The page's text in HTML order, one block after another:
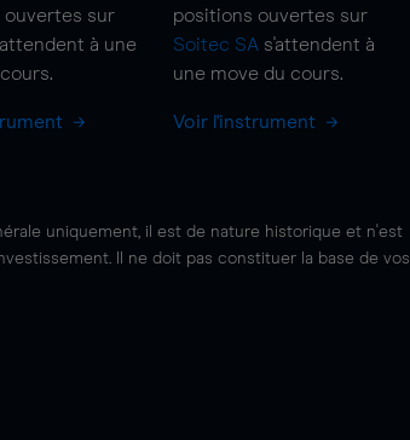
ouvertes sur
à une
positions ouvertes sur
Soitec SA s'attendent à
une move du cours.
Voir l'instrument
uniquement, il est de nature historique et n'est
Il ne doit pas constituer la base de vos